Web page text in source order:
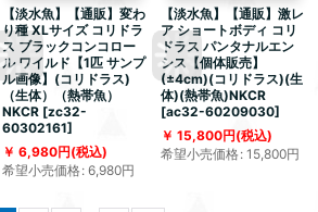
【淡水魚】【通販】変わ
り種 XLサイズ コリドラ
ス ブラックコンコロー
ル ワイルド【1匹 サンプ
ル画像】(コリドラス)
（生体）（熱帯魚）
NKCR [zc32-
60302161]
6,980円(税込)
希望小売価格: 6,980円
【淡水魚】【通販】激レ
ア ショートボディ コリ
ドラス パンタナルエン
シス【個体販売】
(±4cm)(コリドラス)(生
体)(熱帯魚)NKCR
[ac32-60209030]
15,800円(税込)
希望小売価格: 15,800円